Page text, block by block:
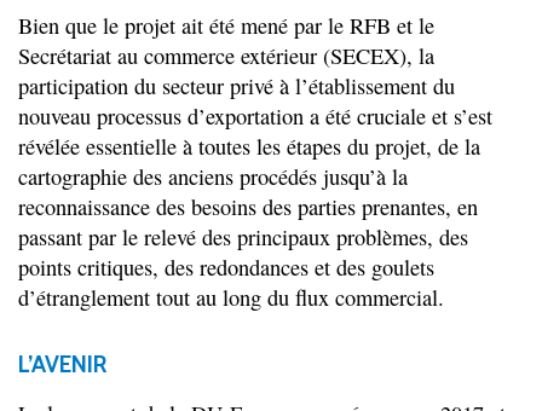
Bien que le projet ait été mené par le RFB et le
Secrétariat au commerce extérieur (SECEX), la
participation du secteur privé à l’établissement du
nouveau processus d’exportation a été cruciale et s’est
révélée essentielle à toutes les étapes du projet, de la
cartographie des anciens procédés jusqu’à la
reconnaissance des besoins des parties prenantes, en
passant par le relevé des principaux problèmes, des
points critiques, des redondances et des goulets
d’étranglement tout au long du flux commercial.
L’AVENIR